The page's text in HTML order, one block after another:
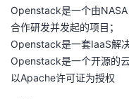
Openstack是一个由
合作研发并发起的项目；
Openstack是一套IaaS解
Openstack是一个开源的
以Apache许可证为授权